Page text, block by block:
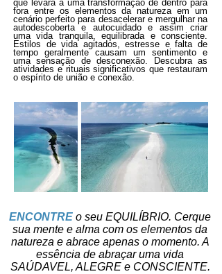
que levará a uma transformação de dentro para
fora entre os elementos da natureza em um
cenário perfeito para desacelerar e mergulhar na
autodescoberta e autocuidado e assim criar
uma vida tranquila, equilibrada e consciente.
Estilos de vida agitados, estresse e falta de
tempo geralmente causam um sentimento e
uma sensação de desconexão. Descubra as
atividades e rituais significativos que restauram
o espírito de união e conexão.
ENCONTRE o seu EQUILÍBRIO. Cerque
sua mente e alma com os elementos da
natureza e abrace apenas o momento. A
essência de abraçar uma vida
SAÚDAVEL, ALEGRE e CONSCIENTE.